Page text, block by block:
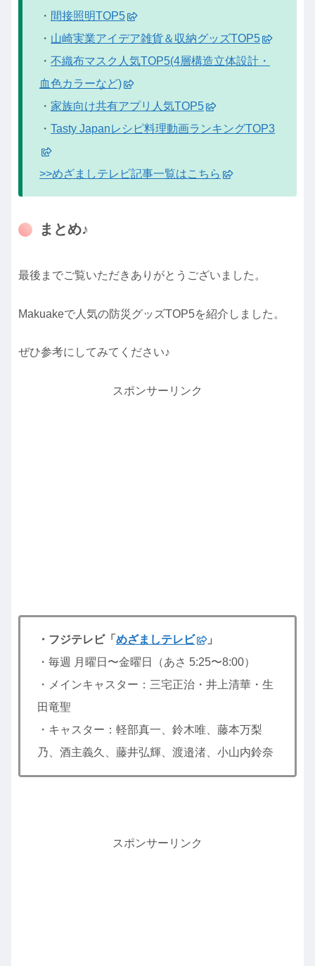
・ 間接照明TOP5
・ 山崎実業アイデア雑貨＆収納グッズTOP5
・ 不織布マスク人気TOP5(4層構造立体設計・
血色カラーなど)
・ 家族向け共有アプリ人気TOP5
・ Tasty Japanレシピ料理動画ランキングTOP3
>>めざましテレビ記事一覧はこちら
まとめ♪
最後までご覧いただきありがとうございました。
Makuakeで人気の防災グッズTOP5を紹介しました。
ぜひ参考にしてみてください♪
スポンサーリンク
・フジテレビ「 めざましテレビ
」
・毎週 月曜日〜金曜日（あさ 5:25〜8:00）
・メインキャスター：三宅正治・井上清華・生
田竜聖
・キャスター：軽部真一、鈴木唯、藤本万梨
乃、酒主義久、藤井弘輝、渡邉渚、小山内鈴奈
スポンサーリンク